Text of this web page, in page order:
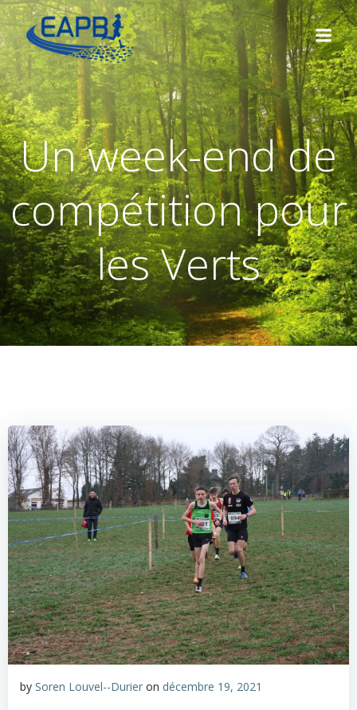
Aller
au
contenu
Un week-end de
compétition pour
les Verts
by Soren Louvel--Durier on décembre 19, 2021